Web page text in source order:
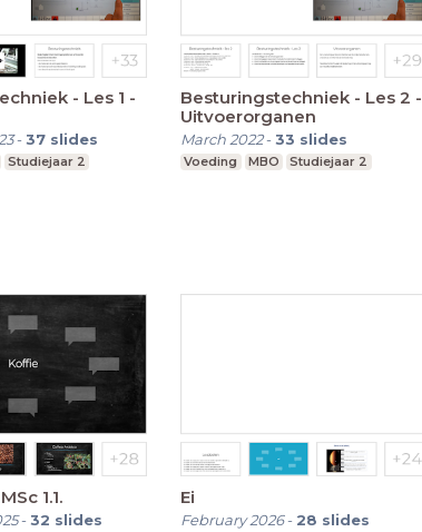
- Les 1 -
-37 slides
Studiejaar 2
Besturingstechniek - Les 2 -
Uitvoerorganen
March 2022-33 slides
Voeding MBO Studiejaar 2
1.1.
-32 slides
Ei
February 2026- 28 slides